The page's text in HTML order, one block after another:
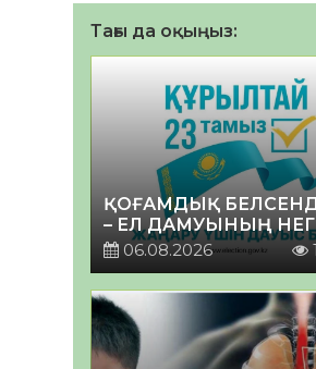
Тағы да оқыңыз:
ҚОҒАМДЫҚ
– ЕЛ ДАМУЫНЫҢ
06.08.2026